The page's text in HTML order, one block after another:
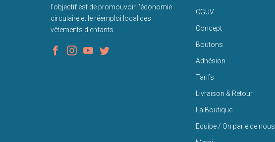
l'objectif est de promouvoir l'économie
circulaire et le réemploi local des
vêtements d'enfants.
CGUV
Concept
Boutons
Adhésion
Tarifs
Livraison & Retour
La Boutique
Equipe / On parle de nous